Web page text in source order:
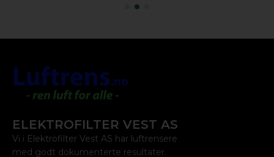
ELEKTROFILTER VEST AS
Vi i Elektrofilter Vest AS har luftrensere
med godt dokumenterte resultater.